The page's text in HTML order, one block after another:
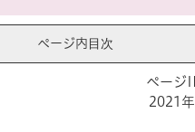
ページ内目次
ページ
2021